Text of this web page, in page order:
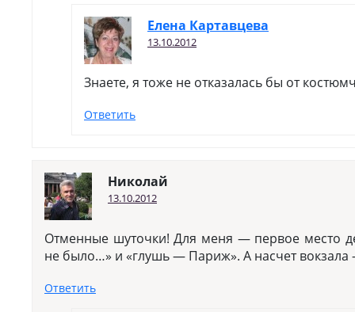
Елена Картавцева
13.10.2012
Знаете, я тоже не отказалась бы от
Ответить
Николай
13.10.2012
Отменные шуточки! Для меня — первое место
не было…» и «глушь — Париж». А насчет
Ответить